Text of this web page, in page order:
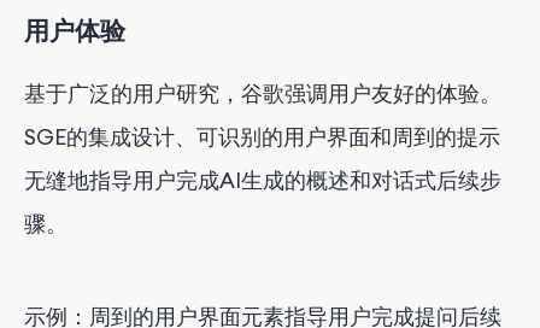
用户体验
基于广泛的用户研究，谷歌强调用户友好的体验。
SGE的集成设计、可识别的用户界面和周到的提示
无缝地指导用户完成AI生成的概述和对话式后续步
骤。
示例：周到的用户界面元素指导用户完成提问后续